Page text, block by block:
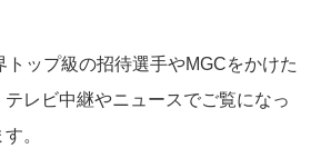
トップ級の招待選手やMGCをかけた
テレビ中継やニュースでご覧になっ
。